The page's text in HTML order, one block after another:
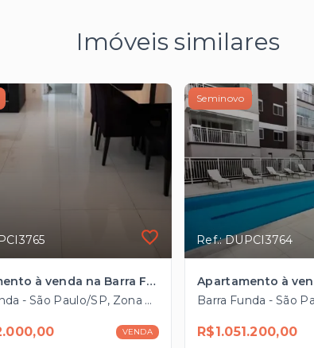
Imóveis similares
Apartamento à venda na Barra Funda com 76m², 2 vagas próximo ao Shopping West Plaza
Barra Funda - São Paulo/SP, Zona Oeste
VENDA
Seminovo
Ref.: DUPCI3764
R$1.051.200,00